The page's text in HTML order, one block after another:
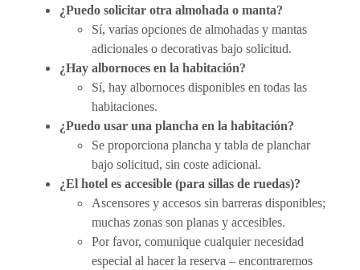
¿Puedo solicitar otra almohada o manta?
Sí, varias opciones de almohadas y mantas
adicionales o decorativas bajo solicitud.
¿Hay albornoces en la habitación?
Sí, hay albornoces disponibles en todas las
habitaciones.
¿Puedo usar una plancha en la habitación?
Se proporciona plancha y tabla de planchar
bajo solicitud, sin coste adicional.
¿El hotel es accesible (para sillas de ruedas)?
Ascensores y accesos sin barreras disponibles;
muchas zonas son planas y accesibles.
Por favor, comunique cualquier necesidad
especial al hacer la reserva – encontraremos